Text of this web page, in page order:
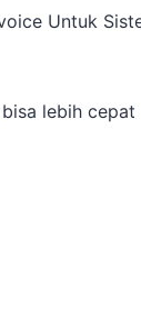
Untuk
lebih cepat